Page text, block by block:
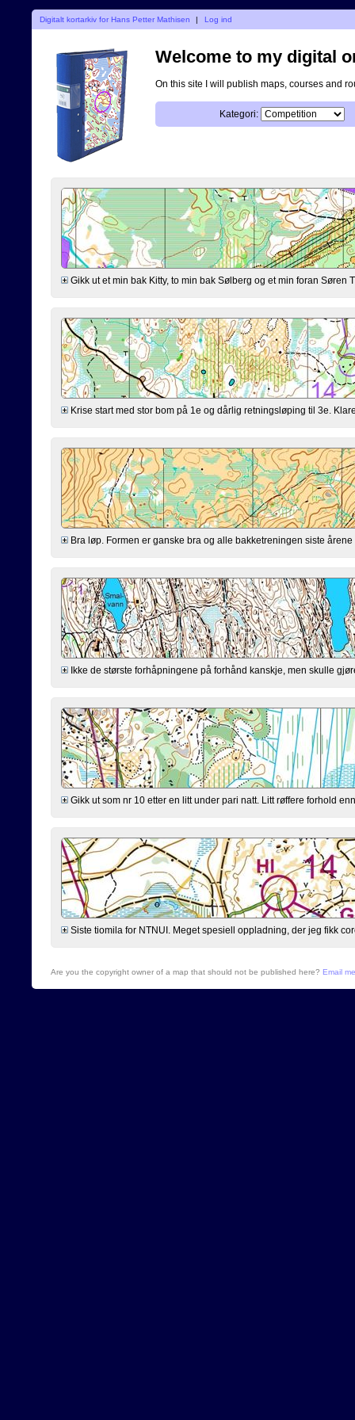
Digitalt kortarkiv for Hans Petter Mathisen | Log ind
Welcome to my digital
On this site I will publish maps, courses and
Kategori:
Gikk ut et min bak Kitty, to min bak Sølberg og et min foran
Krise start med stor bom på 1e og dårlig retningsløping til 3e.
Bra løp. Formen er ganske bra og alle bakketreningen siste
Ikke de største forhåpningene på forhånd kanskje, men skulle
Gikk ut som nr 10 etter en litt under pari natt. Litt røffere forhold
Siste tiomila for NTNUI. Meget spesiell oppladning, der jeg fikk
Are you the copyright owner of a map that should not be published here? Email me